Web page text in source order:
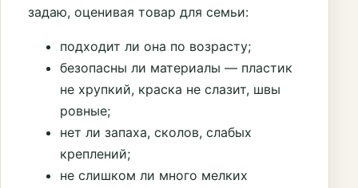
задаю, оценивая товар для семьи:
подходит ли она по возрасту;
безопасны ли материалы — пластик
не хрупкий, краска не слазит, швы
ровные;
нет ли запаха, сколов, слабых
креплений;
не слишком ли много мелких